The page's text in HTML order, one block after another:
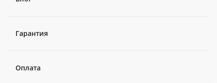
Гарантия
Оплата